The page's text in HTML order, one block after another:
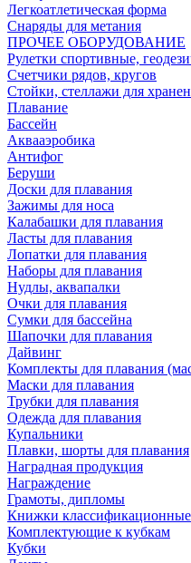
Легкоатлетическая форма
Снаряды для метания
ПРОЧЕЕ ОБОРУДОВАНИЕ
Рулетки спортивные,
Счетчики рядов, кругов
Стойки, стеллажи для
Плавание
Бассейн
Аквааэробика
Антифог
Беруши
Доски для плавания
Зажимы для носа
Калабашки для плавания
Ласты для плавания
Лопатки для плавания
Наборы для плавания
Нудлы, аквапалки
Очки для плавания
Сумки для бассейна
Шапочки для плавания
Дайвинг
Комплекты для плавания
Маски для плавания
Трубки для плавания
Одежда для плавания
Купальники
Плавки, шорты для плавания
Наградная продукция
Награждение
Грамоты, дипломы
Книжки классификационные
Комплектующие к кубкам
Кубки